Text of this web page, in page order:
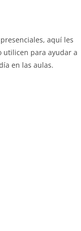
aquí les
utilicen para ayudar a
en las aulas.